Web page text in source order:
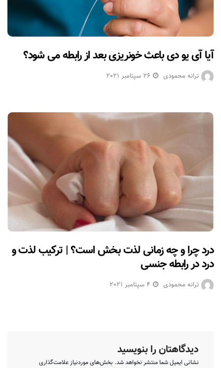
آیا آی یو دی باعث خونریزی بعد از رابطه می شود؟
ترانه محمودی 26 سپتامبر 2021
درد چرا و چه زمانی لذت بخش است؟ | ترکیب لذت و
درد در رابطه جنسی
ترانه محمودی 4 سپتامبر 2021
دیدگاهتان را بنویسید
نشانی ایمیل شما منتشر نخواهد شد. بخش‌های موردنیاز علامت‌گذاری